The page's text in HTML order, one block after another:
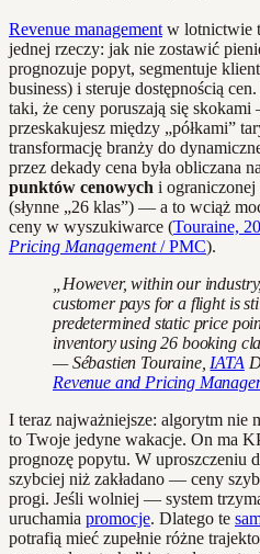
Revenue management w lotnictwie
jednej rzeczy: jak nie zostawić
prognozuje popyt, segmentuje
business) i steruje dostępnością
taki, że ceny poruszają się
przeskakujesz między „półkami”
transformację branży do
przez dekady cena była obliczana
punktów cenowych i
(słynne „26 klas”) — a to wciąż
ceny w wyszukiwarce (Touraine,
Pricing Management/ PMC).
„However, within our
customer pays for a flight is
predetermined static price
inventory using 26 booking
— Sébastien Touraine, IATA
Revenue and Pricing
I teraz najważniejsze: algorytm nie
to Twoje jedyne wakacje. On ma
prognozę popytu. W uproszczeniu
szybciej niż zakładano — ceny
progi. Jeśli wolniej — system
uruchamia promocje. Dlatego te
potrafią mieć zupełnie różne